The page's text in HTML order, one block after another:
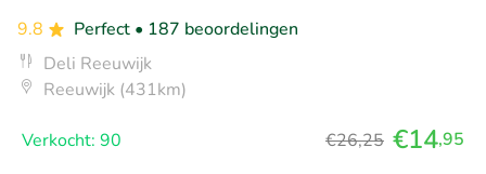
9.8 Perfect • 187 beoordelingen
Deli Reeuwijk
Reeuwijk (431km)
Verkocht: 90 €26,25 €14,95